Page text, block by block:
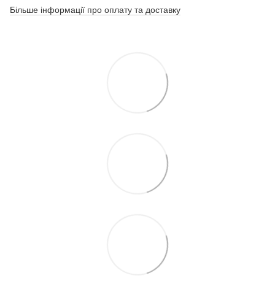
Більше інформації про оплату та доставку